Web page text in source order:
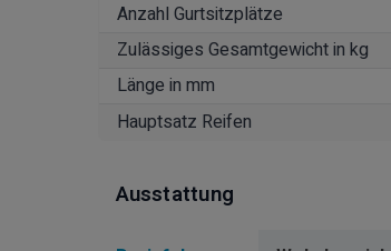
Anzahl Gurtsitzplätze
Zulässiges Gesamtgewicht in kg
Länge in mm
Hauptsatz Reifen
Ausstattung